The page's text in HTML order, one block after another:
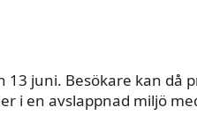
juni. Besökare kan då
i en avslappnad miljö